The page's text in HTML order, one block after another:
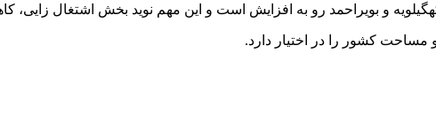
و بویراحمد رو به افزایش است و این مهم نوید بخش اشتغال زایی،